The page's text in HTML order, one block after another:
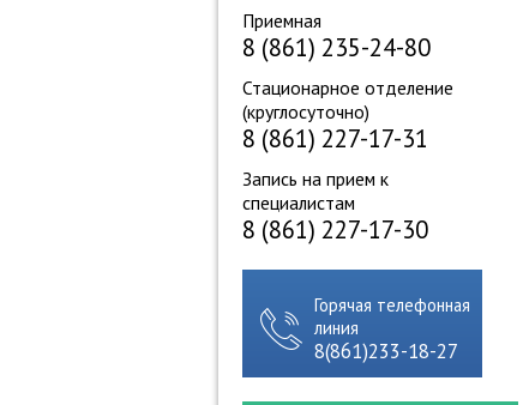
Приемная
8 (861) 235-24-80
Стационарное отделение
(круглосуточно)
8 (861) 227-17-31
Запись на прием к
специалистам
8 (861) 227-17-30
Горячая телефонная
линия
8(861)233-18-27